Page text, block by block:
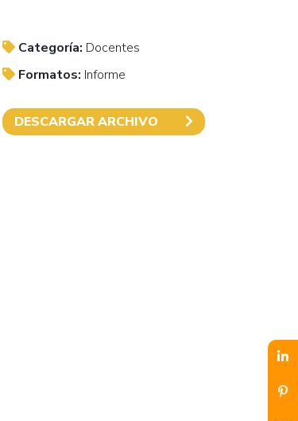
Categoría: Docentes
Formatos: Informe
DESCARGAR ARCHIVO